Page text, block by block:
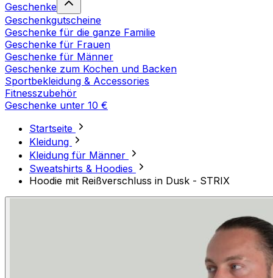
Geschenke
Geschenkgutscheine
Geschenke für die ganze Familie
Geschenke für Frauen
Geschenke für Männer
Geschenke zum Kochen und Backen
Sportbekleidung & Accessories
Fitnesszubehör
Geschenke unter 10 €
Startseite
Kleidung
Kleidung für Männer
Sweatshirts & Hoodies
Hoodie mit Reißverschluss in Dusk - STRIX